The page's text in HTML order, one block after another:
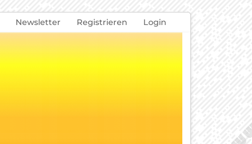
Newsletter Registrieren Login